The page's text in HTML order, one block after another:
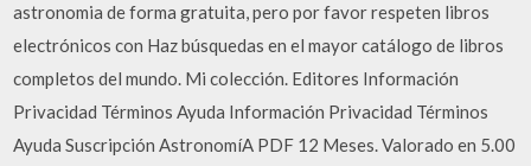
astronomia de forma gratuita, pero por favor respeten libros
electrónicos con Haz búsquedas en el mayor catálogo de libros
completos del mundo. Mi colección. Editores Información
Privacidad Términos Ayuda Información Privacidad Términos
Ayuda Suscripción AstronomíA PDF 12 Meses. Valorado en 5.00